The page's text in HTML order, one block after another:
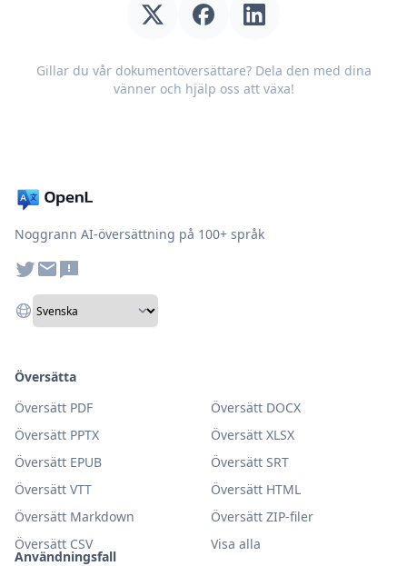
Gillar du vår dokumentöversättare? Dela den med dina
vänner och hjälp oss att växa!
Noggrann AI-översättning på 100+ språk
Användningsfall
Översätta
Översätt PDF
Översätt DOCX
Översätt PPTX
Översätt XLSX
Översätt EPUB
Översätt SRT
Översätt VTT
Översätt HTML
Översätt Markdown
Översätt ZIP-filer
Översätt CSV
Visa alla